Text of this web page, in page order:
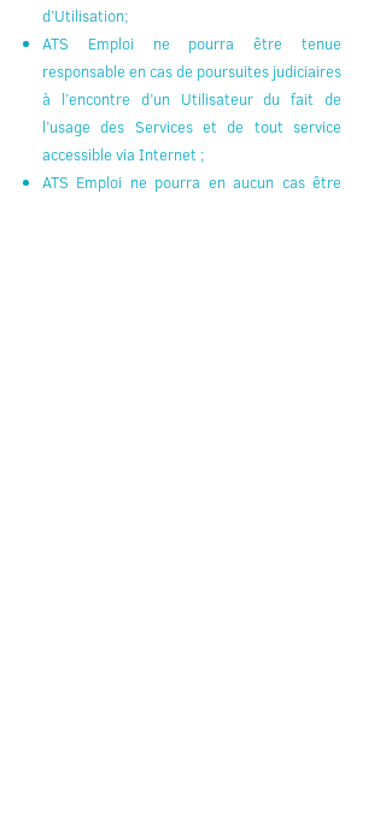
d’Utilisation;
ATS Emploi ne pourra être tenue
responsable en cas de poursuites judiciaires
à l’encontre d’un Utilisateur du fait de
l’usage des Services et de tout service
accessible via Internet ;
ATS Emploi ne pourra en aucun cas être